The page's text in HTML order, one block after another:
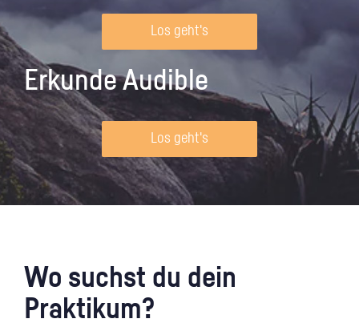
Los geht's
Erkunde Audible
Los geht's
Wo suchst du dein
Praktikum?